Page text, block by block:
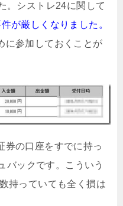
。シストレ24に関して
が厳しくなりました。
に参加しておくことが
券の口座をすでに持っ
バックです。こういう
持っていても全く損は